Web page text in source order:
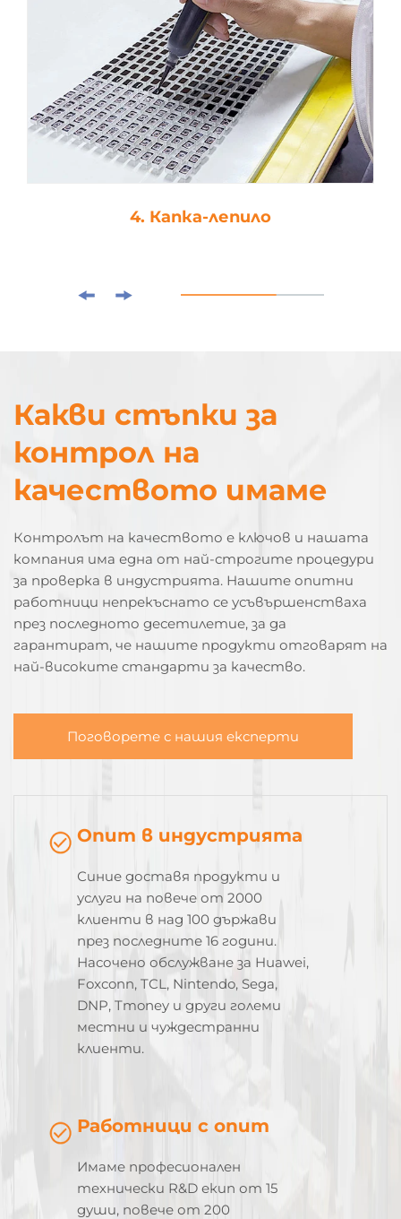
4. Капка-лепило
Какви стъпки за
контрол на
качеството имаме
Контролът на качеството е ключов и нашата
компания има една от най-строгите процедури
за проверка в индустрията. Нашите опитни
работници непрекъснато се усъвършенстваха
през последното десетилетие, за да
гарантират, че нашите продукти отговарят на
най-високите стандарти за качество.
Поговорете с нашия експерти
Опит в индустрията
Синие доставя продукти и
услуги на повече от 2000
клиенти в над 100 държави
през последните 16 години.
Насочено обслужване за Huawei,
Foxconn, TCL, Nintendo, Sega,
DNP, Tmoney и други големи
местни и чуждестранни
клиенти.
Работници с опит
Имаме професионален
технически R&D екип от 15
души, повече от 200